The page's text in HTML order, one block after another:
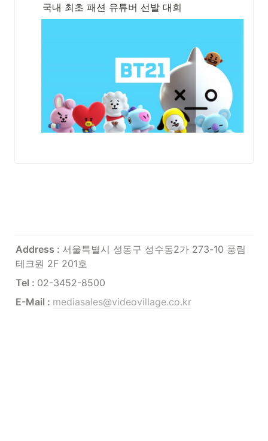
국내 최초 패션 유튜버 선발 대회
Address : 서울특별시 성동구 성수동2가 273-10 풍림
테크원 2F 201호
Tel : 02-3452-8500
E-Mail : mediasales@videovillage.co.kr